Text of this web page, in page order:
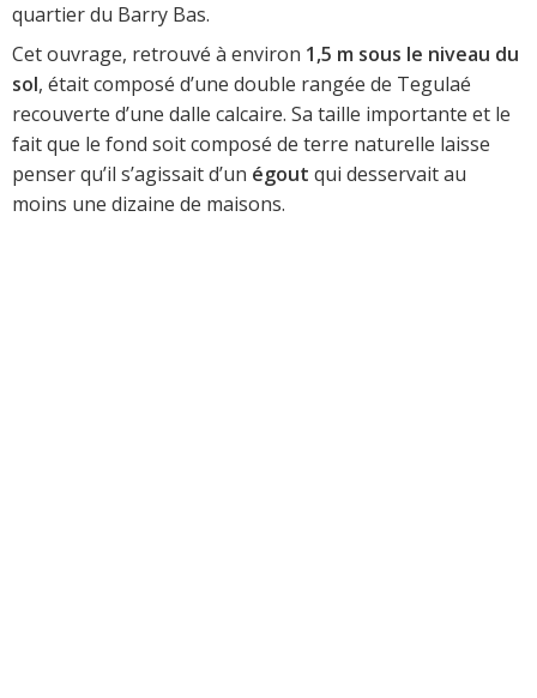
quartier du Barry Bas.
Cet ouvrage, retrouvé à environ 1,5 m sous le niveau du
sol, était composé d’une double rangée de Tegulaé
recouverte d’une dalle calcaire. Sa taille importante et le
fait que le fond soit composé de terre naturelle laisse
penser qu’il s’agissait d’un égout qui desservait au
moins une dizaine de maisons.